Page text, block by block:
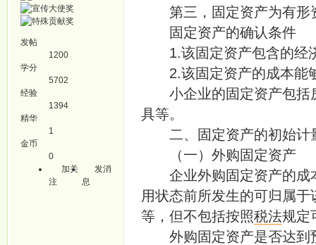
发帖
1200
学分
5702
经验
1394
精华
1
金币
0
加关
注
发消
息
第三，固定资产为有形
固定资产的确认条件
1.该固定资产包含的经
2.该固定资产的成本能
小企业的固定资产包括
具等。
二、固定资产的初始计
（一）外购固定资产
企业外购固定资产的成
用状态前所发生的可归属
等，但不包括按照税法规定
外购固定资产是否达到